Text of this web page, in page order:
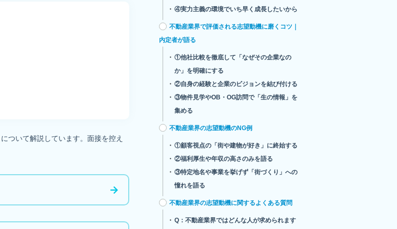
ついて解説しています。面接を控え
④実力主義の環境でいち早く成長したいから
不動産業界で評価される志望動機に磨くコツ｜
内定者が語る
①他社比較を徹底して「なぜその企業なの
か」を明確にする
②自身の経験と企業のビジョンを結び付ける
③物件見学やOB・OG訪問で「生の情報」を
集める
不動産業界の志望動機のNG例
①顧客視点の「街や建物が好き」に終始する
②福利厚生や年収の高さのみを語る
③特定地名や事業を挙げず「街づくり」への
憧れを語る
不動産業界の志望動機に関するよくある質問
Q：不動産業界ではどんな人が求められます